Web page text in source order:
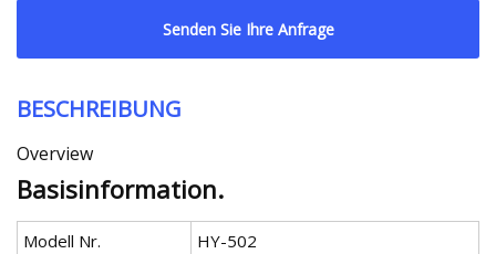
Senden Sie Ihre Anfrage
BESCHREIBUNG
Overview
Basisinformation.
Modell Nr.
HY-502